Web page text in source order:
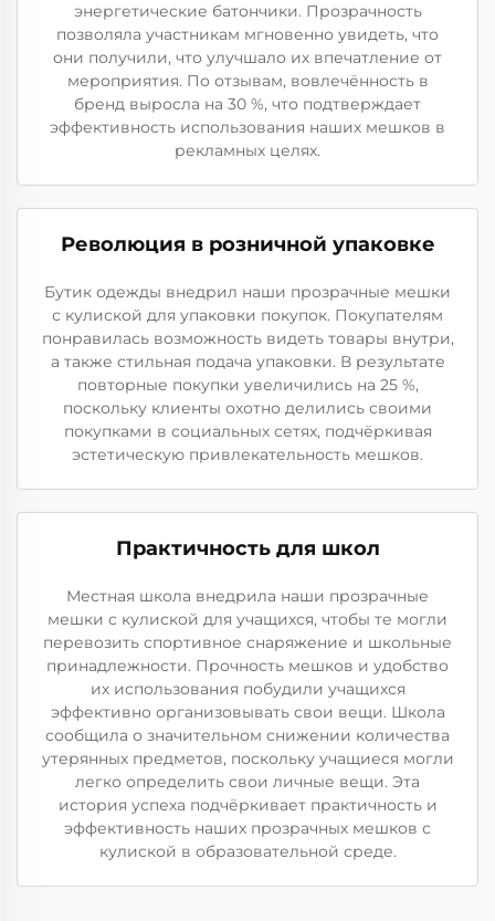
энергетические батончики. Прозрачность
позволяла участникам мгновенно увидеть, что
они получили, что улучшало их впечатление от
мероприятия. По отзывам, вовлечённость в
бренд выросла на 30 %, что подтверждает
эффективность использования наших мешков в
рекламных целях.
Революция в розничной упаковке
Бутик одежды внедрил наши прозрачные мешки
с кулиской для упаковки покупок. Покупателям
понравилась возможность видеть товары внутри,
а также стильная подача упаковки. В результате
повторные покупки увеличились на 25 %,
поскольку клиенты охотно делились своими
покупками в социальных сетях, подчёркивая
эстетическую привлекательность мешков.
Практичность для школ
Местная школа внедрила наши прозрачные
мешки с кулиской для учащихся, чтобы те могли
перевозить спортивное снаряжение и школьные
принадлежности. Прочность мешков и удобство
их использования побудили учащихся
эффективно организовывать свои вещи. Школа
сообщила о значительном снижении количества
утерянных предметов, поскольку учащиеся могли
легко определить свои личные вещи. Эта
история успеха подчёркивает практичность и
эффективность наших прозрачных мешков с
кулиской в образовательной среде.